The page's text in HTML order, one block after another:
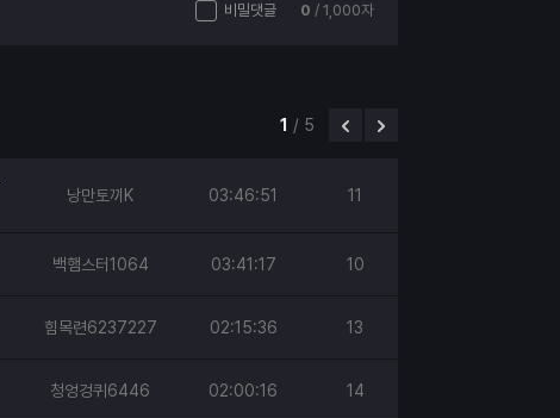
비밀댓글 0 / 1,000자
1 / 5
낭만토끼K 03:46:51 11
백햄스터1064 03:41:17 10
힘목련6237227 02:15:36 13
청엉겅퀴6446 02:00:16 14